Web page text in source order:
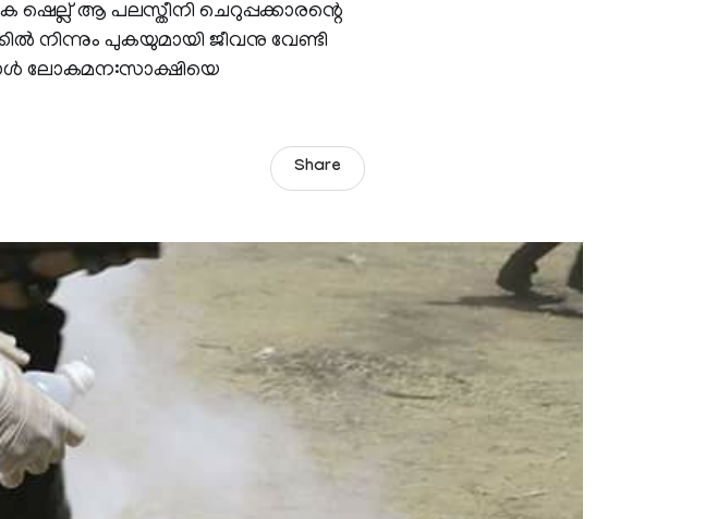
ആ പലസ്തീനി ചെറുപ്പക്കാരന്റെ
നിന്നും പുകയുമായി ജീവനു വേണ്ടി
ലോകമന:സാക്ഷിയെ
Share